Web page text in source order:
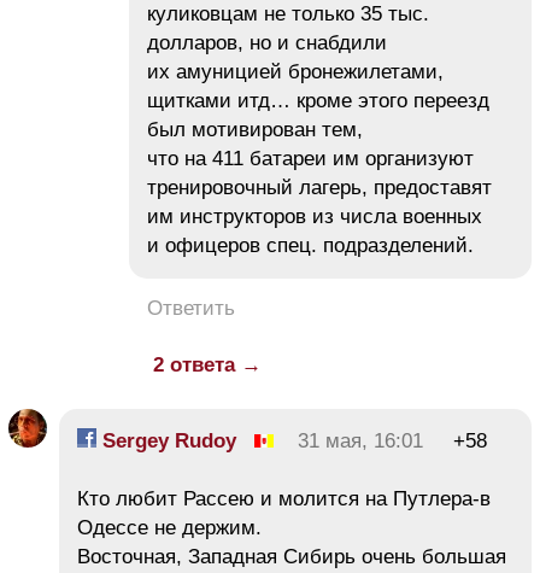
куликовцам не только 35 тыс.
долларов, но и снабдили
их амуницией бронежилетами,
щитками итд… кроме этого переезд
был мотивирован тем,
что на 411 батареи им организуют
тренировочный лагерь, предоставят
им инструкторов из числа военных
и офицеров спец. подразделений.
Ответить
2 ответа →
Sergey Rudoy 31 мая, 16:01 +58
Кто любит Рассею и молится на Путлера-в
Одессе не держим.
Восточная, Западная Сибирь очень большая